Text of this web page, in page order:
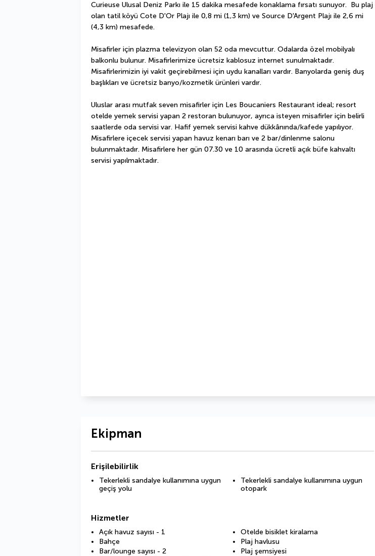
Curieuse Ulusal Deniz Parkı ile 15 dakika mesafede konaklama fırsatı sunuyor.  Bu plaj
olan tatil köyü Cote D'Or Plajı ile 0,8 mi (1,3 km) ve Source D'Argent Plajı ile 2,6 mi
(4,3 km) mesafede.
Misafirler için plazma televizyon olan 52 oda mevcuttur. Odalarda özel mobilyalı
balkonlu bulunur. Misafirlerimize ücretsiz kablosuz internet sunulmaktadır.
Misafirlerimizin iyi vakit geçirebilmesi için uydu kanalları vardır. Banyolarda geniş duş
başlıkları ve ücretsiz banyo/kozmetik ürünleri vardır.
Uluslar arası mutfak seven misafirler için Les Boucaniers Restaurant ideal; resort
otelde yemek servisi yapan 2 restoran bulunuyor, ayrıca isteyen misafirler için belirli
saatlerde oda servisi var. Hafif yemek servisi kahve dükkânında/kafede yapılıyor.
Misafirlere içecek servisi yapan havuz kenarı barı ve 2 bar/dinlenme salonu
bulunmaktadır. Misafirlere her gün 07.30 ve 10 arasında ücretli açık büfe kahvaltı
servisi yapılmaktadır.
Ekipman
Erişilebilirlik
Tekerlekli sandalye kullanımına uygun
geçiş yolu
Tekerlekli sandalye kullanımına uygun
otopark
Hizmetler
Açık havuz sayısı - 1
Bahçe
Bar/lounge sayısı - 2
Otelde bisiklet kiralama
Plaj havlusu
Plaj şemsiyesi